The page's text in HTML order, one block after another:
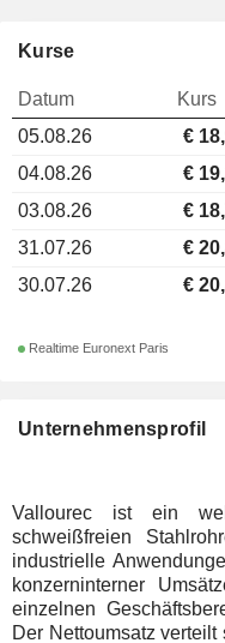
Unternehmensprofil
Vallourec ist ein
schweißfreien
industrielle
konzerninterner
einzelnen Geschäftsbereiche: -
Der Nettoumsatz verteilt
Kurse
Datum Kurs
05.08.26
€
04.08.26
€
03.08.26
€
31.07.26
€
30.07.26
€
Realtime Euronext Paris